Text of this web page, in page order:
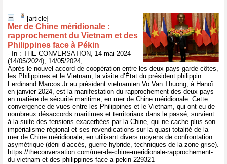
[article]
Mer de Chine méridionale :
rapprochement du Vietnam et des
Philippines face à Pékin
- In : THE CONVERSATION, 14 mai 2024
(14/05/2024), 14/05/2024,
Après le nouvel accord de coopération entre les deux pays garde-côtes,
les Philippines et le Vietnam, la visite d’État du président philippin
Ferdinand Marcos Jr au président vietnamien Vo Van Thuong, à Hanoï
en janvier 2024, est la manifestation du rapprochement des deux pays
en matière de sécurité maritime, en mer de Chine méridionale. Cette
convergence de vues entre les Philippines et le Vietnam, qui ont eu de
nombreux désaccords maritimes et territoriaux dans le passé, survient
à la suite des tensions exacerbées par la Chine, qui ne cache plus son
impérialisme régional et ses revendications sur la quasi-totalité de la
mer de Chine méridionale, en utilisant divers moyens de confrontation
asymétrique (déni d’accès, guerre hybride, techniques de la zone grise).
https://theconversation.com/mer-de-chine-meridionale-rapprochement-
du-vietnam-et-des-philippines-face-a-pekin-229321